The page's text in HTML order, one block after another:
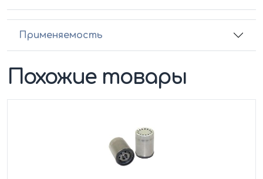
Применяемость
Похожие товары